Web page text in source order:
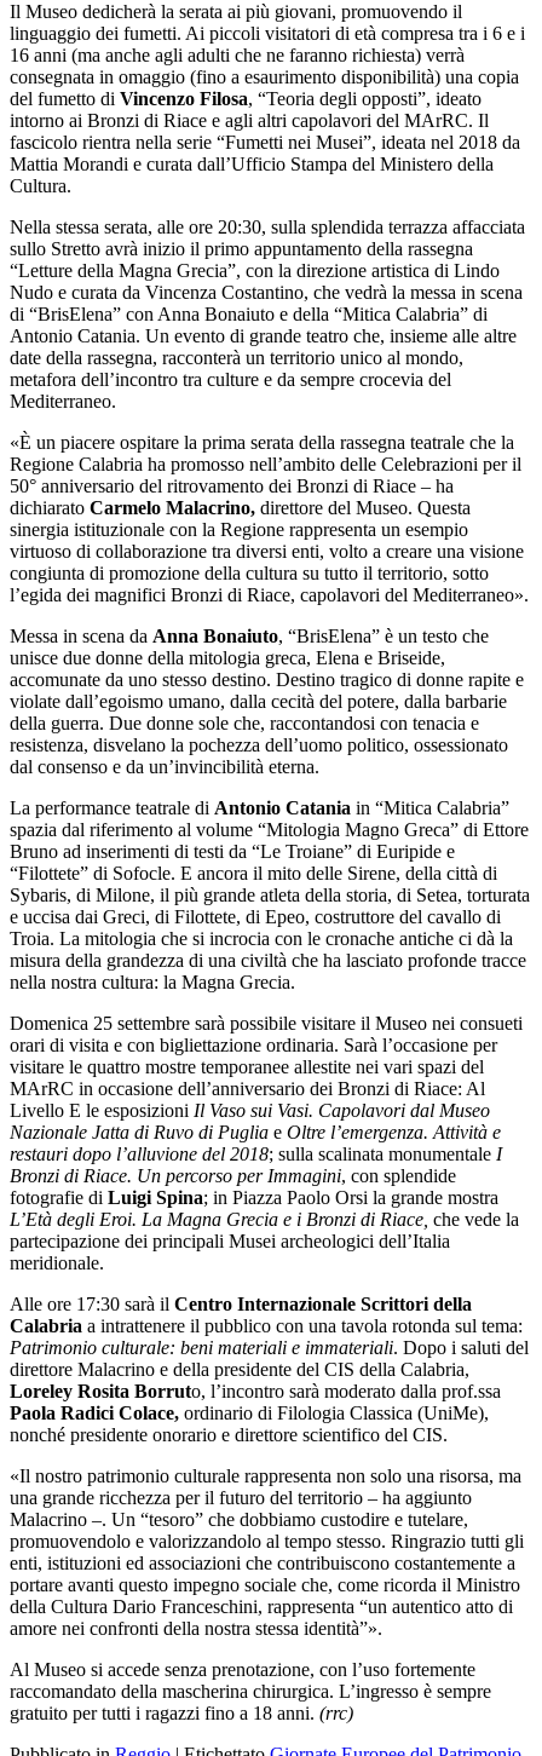
Il Museo dedicherà la serata ai più giovani, promuovendo il
linguaggio dei fumetti. Ai piccoli visitatori di età compresa tra i 6 e i
16 anni (ma anche agli adulti che ne faranno richiesta) verrà
consegnata in omaggio (fino a esaurimento disponibilità) una copia
del fumetto di Vincenzo Filosa, “Teoria degli opposti”, ideato
intorno ai Bronzi di Riace e agli altri capolavori del MArRC. Il
fascicolo rientra nella serie “Fumetti nei Musei”, ideata nel 2018 da
Mattia Morandi e curata dall’Ufficio Stampa del Ministero della
Cultura.
Nella stessa serata, alle ore 20:30, sulla splendida terrazza affacciata
sullo Stretto avrà inizio il primo appuntamento della rassegna
“Letture della Magna Grecia”, con la direzione artistica di Lindo
Nudo e curata da Vincenza Costantino, che vedrà la messa in scena
di “BrisElena” con Anna Bonaiuto e della “Mitica Calabria” di
Antonio Catania. Un evento di grande teatro che, insieme alle altre
date della rassegna, racconterà un territorio unico al mondo,
metafora dell’incontro tra culture e da sempre crocevia del
Mediterraneo.
«È un piacere ospitare la prima serata della rassegna teatrale che la
Regione Calabria ha promosso nell’ambito delle Celebrazioni per il
50° anniversario del ritrovamento dei Bronzi di Riace – ha
dichiarato Carmelo Malacrino, direttore del Museo. Questa
sinergia istituzionale con la Regione rappresenta un esempio
virtuoso di collaborazione tra diversi enti, volto a creare una visione
congiunta di promozione della cultura su tutto il territorio, sotto
l’egida dei magnifici Bronzi di Riace, capolavori del Mediterraneo».
Messa in scena da Anna Bonaiuto, “BrisElena” è un testo che
unisce due donne della mitologia greca, Elena e Briseide,
accomunate da uno stesso destino. Destino tragico di donne rapite e
violate dall’egoismo umano, dalla cecità del potere, dalla barbarie
della guerra. Due donne sole che, raccontandosi con tenacia e
resistenza, disvelano la pochezza dell’uomo politico, ossessionato
dal consenso e da un’invincibilità eterna.
La performance teatrale di Antonio Catania in “Mitica Calabria”
spazia dal riferimento al volume “Mitologia Magno Greca” di Ettore
Bruno ad inserimenti di testi da “Le Troiane” di Euripide e
“Filottete” di Sofocle. E ancora il mito delle Sirene, della città di
Sybaris, di Milone, il più grande atleta della storia, di Setea, torturata
e uccisa dai Greci, di Filottete, di Epeo, costruttore del cavallo di
Troia. La mitologia che si incrocia con le cronache antiche ci dà la
misura della grandezza di una civiltà che ha lasciato profonde tracce
nella nostra cultura: la Magna Grecia.
Domenica 25 settembre sarà possibile visitare il Museo nei consueti
orari di visita e con bigliettazione ordinaria. Sarà l’occasione per
visitare le quattro mostre temporanee allestite nei vari spazi del
MArRC in occasione dell’anniversario dei Bronzi di Riace: Al
Livello E le esposizioni Il Vaso sui Vasi. Capolavori dal Museo
Nazionale Jatta di Ruvo di Puglia e Oltre l’emergenza. Attività e
restauri dopo l’alluvione del 2018; sulla scalinata monumentale I
Bronzi di Riace. Un percorso per Immagini, con splendide
fotografie di Luigi Spina; in Piazza Paolo Orsi la grande mostra
L’Età degli Eroi. La Magna Grecia e i Bronzi di Riace, che vede la
partecipazione dei principali Musei archeologici dell’Italia
meridionale.
Alle ore 17:30 sarà il Centro Internazionale Scrittori della
Calabria a intrattenere il pubblico con una tavola rotonda sul tema:
Patrimonio culturale: beni materiali e immateriali. Dopo i saluti del
direttore Malacrino e della presidente del CIS della Calabria,
Loreley Rosita Borruto, l’incontro sarà moderato dalla prof.ssa
Paola Radici Colace, ordinario di Filologia Classica (UniMe),
nonché presidente onorario e direttore scientifico del CIS.
«Il nostro patrimonio culturale rappresenta non solo una risorsa, ma
una grande ricchezza per il futuro del territorio – ha aggiunto
Malacrino –. Un “tesoro” che dobbiamo custodire e tutelare,
promuovendolo e valorizzandolo al tempo stesso. Ringrazio tutti gli
enti, istituzioni ed associazioni che contribuiscono costantemente a
portare avanti questo impegno sociale che, come ricorda il Ministro
della Cultura Dario Franceschini, rappresenta “un autentico atto di
amore nei confronti della nostra stessa identità”».
Al Museo si accede senza prenotazione, con l’uso fortemente
raccomandato della mascherina chirurgica. L’ingresso è sempre
gratuito per tutti i ragazzi fino a 18 anni. (rrc)